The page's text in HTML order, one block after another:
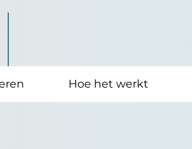
Hoe het werkt